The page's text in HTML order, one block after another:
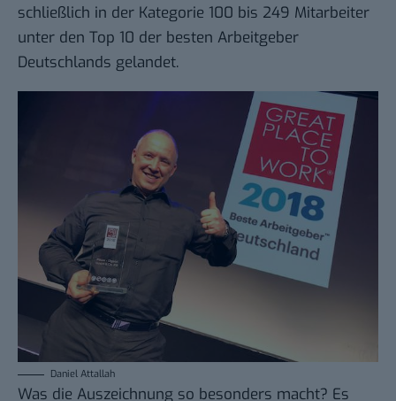
schließlich in der Kategorie 100 bis 249 Mitarbeiter
unter den Top 10 der besten Arbeitgeber
Deutschlands gelandet.
Daniel Attallah
Was die Auszeichnung so besonders macht? Es